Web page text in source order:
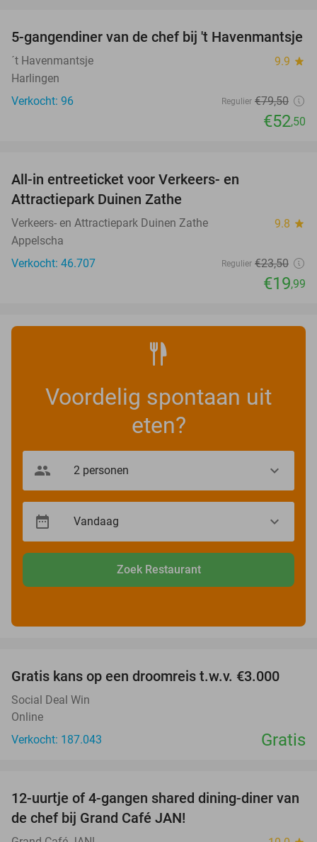
34%
5-gangendiner van de chef bij 't Havenmantsje
´t Havenmantsje 9.9 star
Harlingen
Verkocht: 96
Regulier €79,50
€52,50
All-in entreeticket voor Verkeers- en
Attractiepark Duinen Zathe
Verkeers- en Attractiepark Duinen Zathe 9.8 star
Appelscha
Verkocht: 46.707
Regulier €23,50
€19,99
Voordelig spontaan uit
eten?
Zoek Restaurant
Gratis kans op een droomreis t.w.v. €3.000
Social Deal Win
Online
Verkocht: 187.043
Gratis
31%
12-uurtje of 4-gangen shared dining-diner van
de chef bij Grand Café JAN!